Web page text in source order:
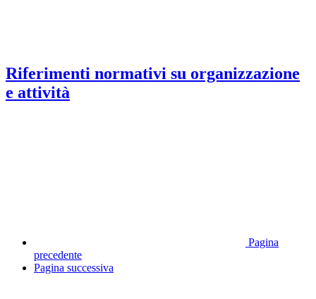
Riferimenti normativi su organizzazione
e attività
Pagina
precedente
Pagina successiva